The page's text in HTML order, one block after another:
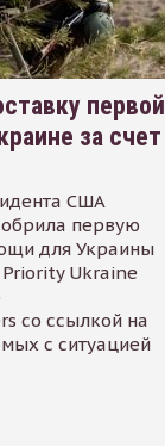
первой
за счет
США
первую
для Украины
Ukraine
со ссылкой на
с ситуацией